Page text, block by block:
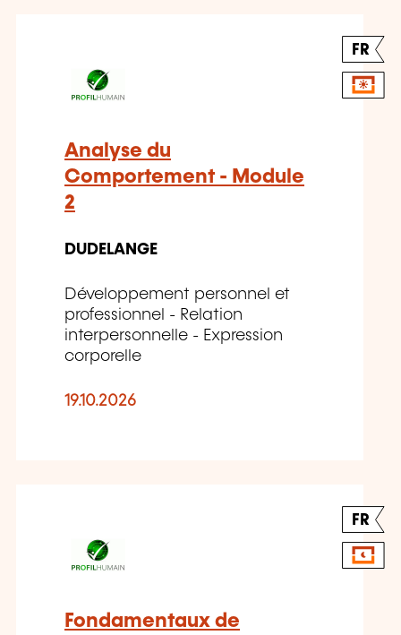
FR
Analyse du
Comportement - Module
2
DUDELANGE
Développement personnel et
professionnel - Relation
interpersonnelle - Expression
corporelle
19.10.2026
FR
Fondamentaux de